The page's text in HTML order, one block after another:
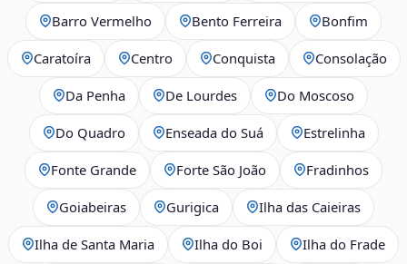
Barro Vermelho Bento Ferreira Bonfim
Caratoíra Centro Conquista Consolação
Da Penha De Lourdes Do Moscoso
Do Quadro Enseada do Suá Estrelinha
Fonte Grande Forte São João Fradinhos
Goiabeiras Gurigica Ilha das Caieiras
Ilha de Santa Maria Ilha do Boi Ilha do Frade